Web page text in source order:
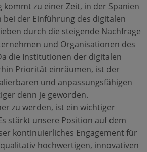
kommt zu einer Zeit, in der Spanien
bei der Einführung des digitalen
durch die steigende Nachfrage
und Organisationen des
die Institutionen der digitalen
Priorität einräumen, ist der
und anpassungsfähigen
denn je geworden.
zu werden, ist ein wichtiger
stärkt unsere Position auf dem
kontinuierliches Engagement für
hochwertigen, innovativen